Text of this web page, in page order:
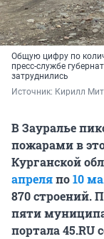
Общую цифру по
пресс-службе
затруднились
Источник: Кирилл
В Зауралье
пожарами в
Курганской
апреляпо10
870 строений.
пяти
портала 45.RU